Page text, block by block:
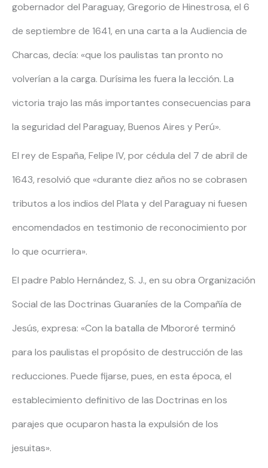
gobernador del Paraguay, Gregorio de Hinestrosa, el 6
de septiembre de 1641, en una carta a la Audiencia de
Charcas, decía: «que los paulistas tan pronto no
volverían a la carga. Durísima les fuera la lección. La
victoria trajo las más importantes consecuencias para
la seguridad del Paraguay, Buenos Aires y Perú».
El rey de España, Felipe IV, por cédula del 7 de abril de
1643, resolvió que «durante diez años no se cobrasen
tributos a los indios del Plata y del Paraguay ni fuesen
encomendados en testimonio de reconocimiento por
lo que ocurriera».
El padre Pablo Hernández, S. J., en su obra Organización
Social de las Doctrinas Guaraníes de la Compañía de
Jesús, expresa: «Con la batalla de Mbororé terminó
para los paulistas el propósito de destrucción de las
reducciones. Puede fijarse, pues, en esta época, el
establecimiento definitivo de las Doctrinas en los
parajes que ocuparon hasta la expulsión de los
jesuitas».